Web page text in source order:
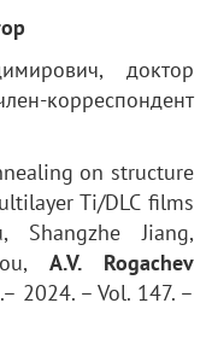
доктор
корреспондент
on structure
Ti/DLC films
Jiang,
A.V. Rogachev
2024. – Vol. 147. –